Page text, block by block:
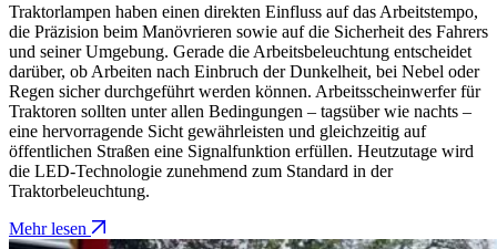
Traktorlampen haben einen direkten Einfluss auf das Arbeitstempo,
die Präzision beim Manövrieren sowie auf die Sicherheit des Fahrers
und seiner Umgebung. Gerade die Arbeitsbeleuchtung entscheidet
darüber, ob Arbeiten nach Einbruch der Dunkelheit, bei Nebel oder
Regen sicher durchgeführt werden können. Arbeitsscheinwerfer für
Traktoren sollten unter allen Bedingungen – tagsüber wie nachts –
eine hervorragende Sicht gewährleisten und gleichzeitig auf
öffentlichen Straßen eine Signalfunktion erfüllen. Heutzutage wird
die LED-Technologie zunehmend zum Standard in der
Traktorbeleuchtung.
Mehr lesen